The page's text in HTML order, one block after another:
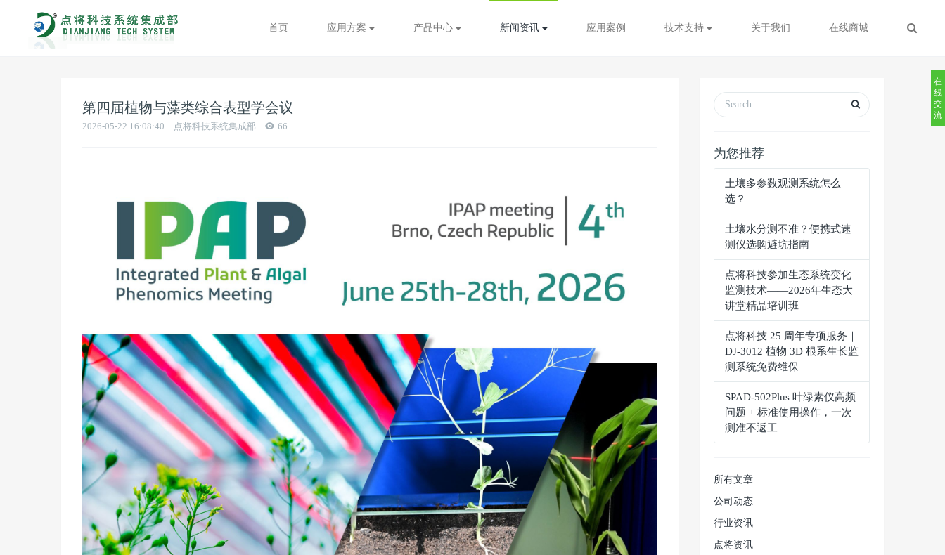
首页 应用方案 产品中心 新闻资讯 应用案例 技术支持 关于我们 在线商城
第四届植物与藻类综合表型学会议
2026-05-22 16:08:40 点将科技系统集成部 66
为您推荐
土壤多参数观测系统怎么
选？
土壤水分测不准？便携式速
测仪选购避坑指南
点将科技参加生态系统变化
监测技术——2026年生态大
讲堂精品培训班
点将科技 25 周年专项服务｜
DJ-3012 植物 3D 根系生长监
测系统免费维保
SPAD‑502Plus 叶绿素仪高频
问题 + 标准使用操作，一次
测准不返工
所有文章
公司动态
行业资讯
点将资讯
在
线
交
流